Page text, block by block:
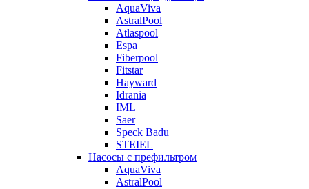
AquaViva
AstralPool
Atlaspool
Espa
Fiberpool
Fitstar
Hayward
Idrania
IML
Saer
Speck Badu
STEIEL
Насосы с префильтром
AquaViva
AstralPool